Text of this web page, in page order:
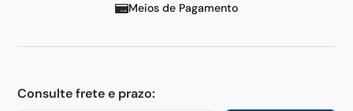
Meios de Pagamento
Consulte frete e prazo: